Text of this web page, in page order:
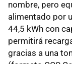
nombre, pero
alimentado por
44,5 kWh con
permitirá
gracias a una